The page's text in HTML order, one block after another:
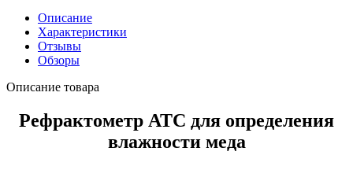
Описание
Характеристики
Отзывы
Обзоры
Описание товара
Рефрактометр ATC для определения
влажности меда